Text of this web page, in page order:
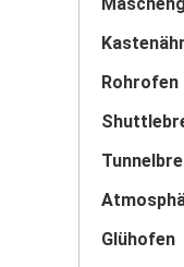
Rohrofen
Glühofen